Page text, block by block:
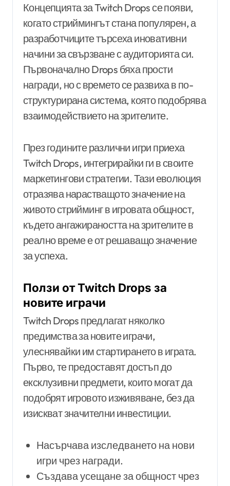
Концепцията за Twitch Drops се появи,
когато стриймингът стана популярен, а
разработчиците търсеха иновативни
начини за свързване с аудиторията си.
Първоначално Drops бяха прости
награди, но с времето се развиха в по-
структурирана система, която подобрява
взаимодействието на зрителите.
През годините различни игри приеха
Twitch Drops, интегрирайки ги в своите
маркетингови стратегии. Тази еволюция
отразява нарастващото значение на
живото стрийминг в игровата общност,
където ангажираността на зрителите в
реално време е от решаващо значение
за успеха.
Ползи от Twitch Drops за
новите играчи
Twitch Drops предлагат няколко
предимства за новите играчи,
улеснявайки им стартирането в играта.
Първо, те предоставят достъп до
ексклузивни предмети, които могат да
подобрят игровото изживяване, без да
изискват значителни инвестиции.
Насърчава изследването на нови
игри чрез награди.
Създава усещане за общност чрез